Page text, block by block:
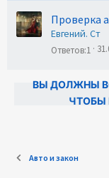
Проверка
Евгений. Ст
Ответов 1
ВЫ ДОЛЖНЫ
ЧТОБЫ
Авто и закон